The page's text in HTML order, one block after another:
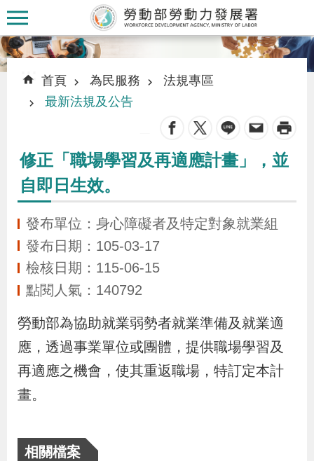
跳到主要內容區塊
認
識
本
息
發
布
為
民
:::
::: 首頁 為民服務
法規專區
最新法規及公告
修正「職場學習及再適應計畫」，並
自即日生效。
發布單位：身心障礙者及特定對象就業組
發布日期：105-03-17
檢核日期：115-06-15
點閱人氣：140792
勞動部為協助就業弱勢者就業準備及就業適
應，透過事業單位或團體，提供職場學習及
再適應之機會，使其重返職場，特訂定本計
畫。
相關檔案